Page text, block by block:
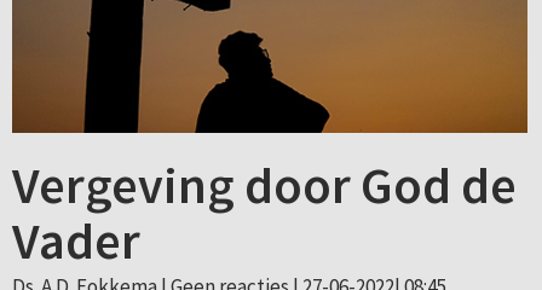
Vergeving door God de
Vader